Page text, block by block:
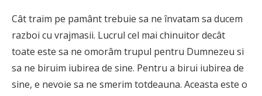
Cât traim pe pamânt trebuie sa ne învatam sa ducem
razboi cu vrajmasii. Lucrul cel mai chinuitor decât
toate este sa ne omorâm trupul pentru Dumnezeu si
sa ne biruim iubirea de sine. Pentru a birui iubirea de
sine, e nevoie sa ne smerim totdeauna. Aceasta este o